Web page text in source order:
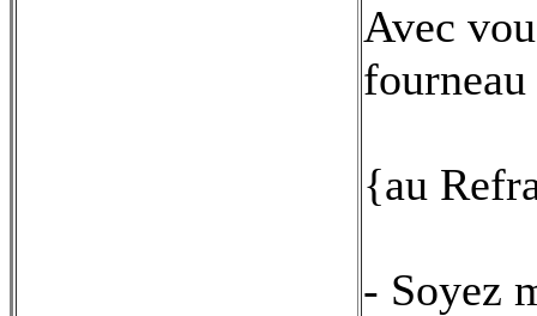
Avec
fourneau
{au
- Soyez